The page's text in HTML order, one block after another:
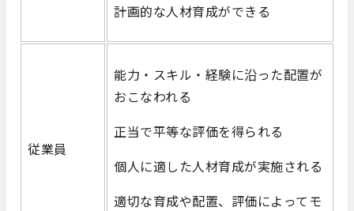
計画的な人材育成ができる
従業員
能力・スキル・経験に沿った配置が
おこなわれる
正当で平等な評価を得られる
個人に適した人材育成が実施される
適切な育成や配置、評価によってモ